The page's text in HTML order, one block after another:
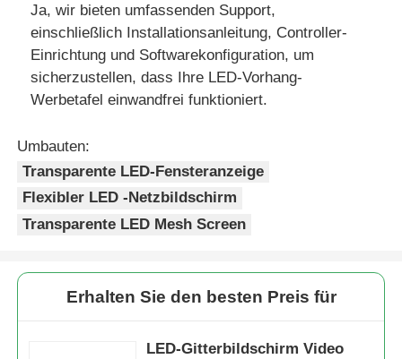
Ja, wir bieten umfassenden Support,
einschließlich Installationsanleitung, Controller-
Einrichtung und Softwarekonfiguration, um
sicherzustellen, dass Ihre LED-Vorhang-
Werbetafel einwandfrei funktioniert.
Umbauten:
Transparente LED-Fensteranzeige
Flexibler LED -Netzbildschirm
Transparente LED Mesh Screen
Erhalten Sie den besten Preis für
LED-Gitterbildschirm Video